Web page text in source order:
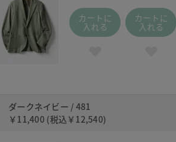
カートに
入れる
カートに
入れる
ダークネイビー / 481
￥11,400 (税込 ￥12,540)